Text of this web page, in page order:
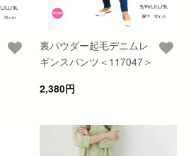
裏パウダー起毛デニムレ
ギンスパンツ＜117047＞
2,380円